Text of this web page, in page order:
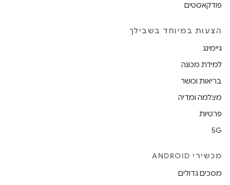
פודקאסטים
הצעות במיוחד בשבילך
גיימינג
למידת מכונה
בריאות וכושר
מצלמה ומדיה
פרטיות
5G
מכשירי ANDROID
מסכים גדולים